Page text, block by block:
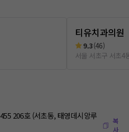
티유치과의원
9.3(46)
서울 서초구 서초4
206호 (서초동, 태영데시앙루
복
사